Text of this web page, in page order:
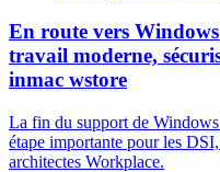
En route vers
travail moderne,
inmac wstore
La fin du support de
étape importante pour les
architectes Workplace.